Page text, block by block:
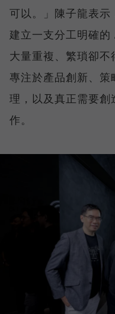
可以。」陳子龍表示
建立一支分工明確
大量重複、繁瑣卻
專注於產品創新、
理，以及真正需要
作。